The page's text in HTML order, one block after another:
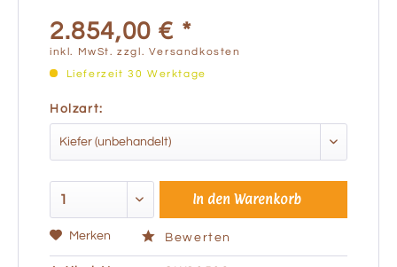
2.854,00 € *
inkl. MwSt.zzgl. Versandkosten
Lieferzeit 30 Werktage
Holzart:
In den Warenkorb
Merken Bewerten